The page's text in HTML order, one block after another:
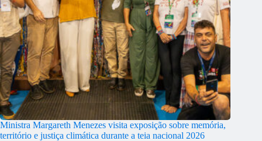
Ministra Margareth Menezes visita exposição sobre memória,
território e justiça climática durante a teia nacional 2026